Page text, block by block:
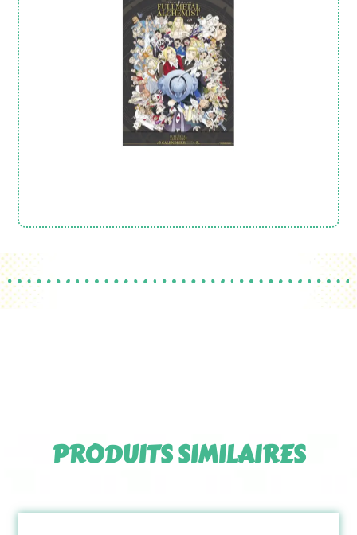
PRODUITS SIMILAIRES